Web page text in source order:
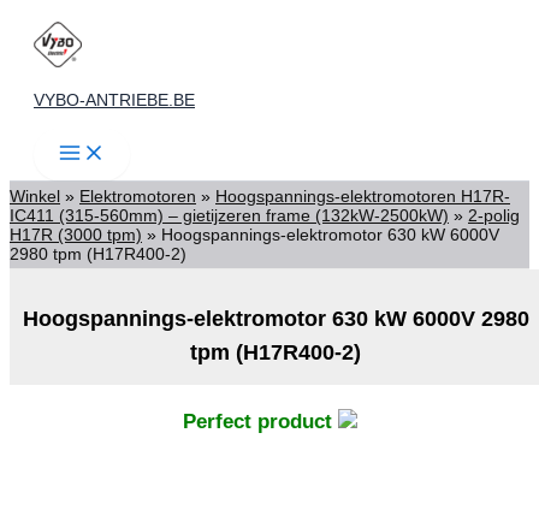
Spring
naar
VYBO-ANTRIEBE.BE
Winkel » Elektromotoren » Hoogspannings-elektromotoren H17R-
IC411 (315-560mm) – gietijzeren frame (132kW-2500kW) » 2-polig
H17R (3000 tpm) » Hoogspannings-elektromotor 630 kW 6000V
2980 tpm (H17R400-2)
Hoogspannings-elektromotor 630 kW 6000V 2980
tpm (H17R400-2)
Perfect product